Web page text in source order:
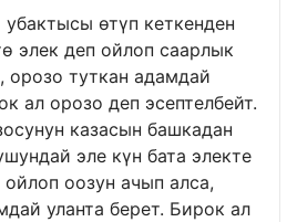
өтүп кеткенден
элек деп ойлоп саарлык
орозо туткан адамдай
ал орозо деп эсептелбейт.
казасын башкадан
эле күн бата электе
оозун ачып алса,
уланта берет. Бирок ал